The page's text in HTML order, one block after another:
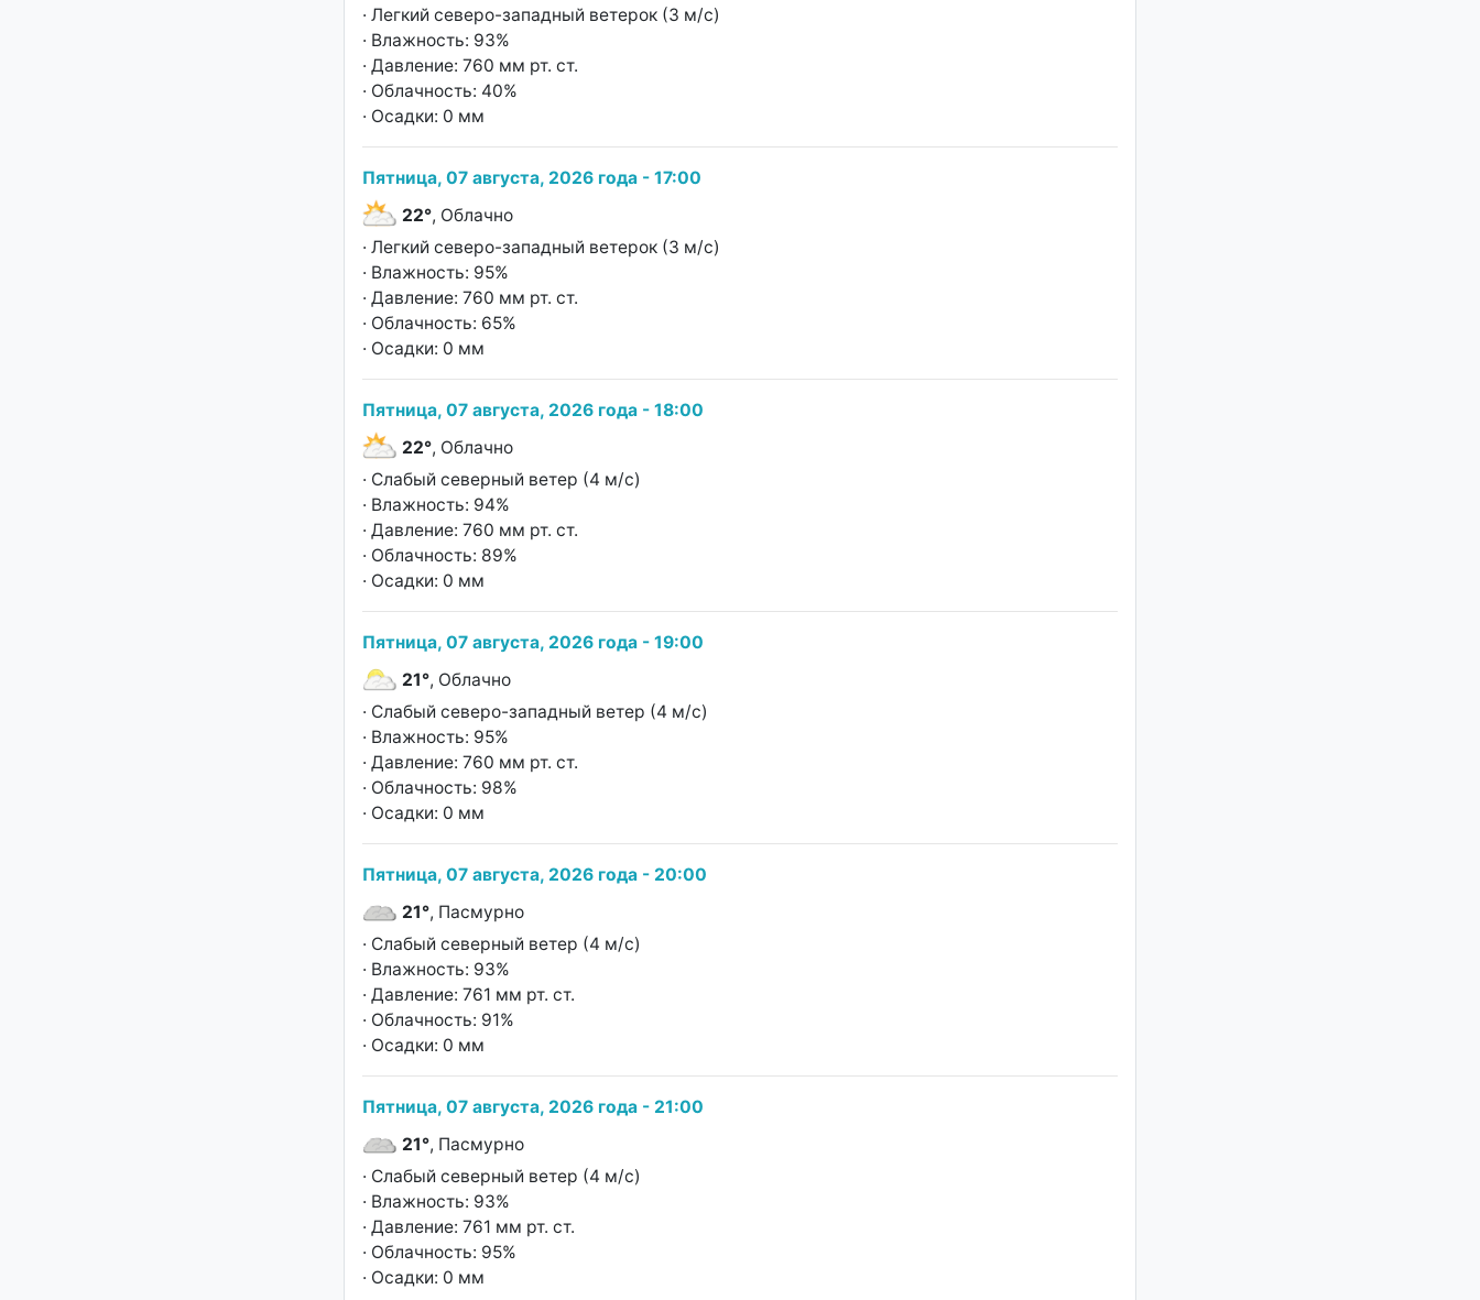
· Легкий северо-западный ветерок (3 м/с)
· Влажность: 93%
· Давление: 760 мм рт. ст.
· Облачность: 40%
· Осадки: 0 мм
Пятница, 07 августа, 2026 года - 17:00
22°, Облачно
· Легкий северо-западный ветерок (3 м/с)
· Влажность: 95%
· Давление: 760 мм рт. ст.
· Облачность: 65%
· Осадки: 0 мм
Пятница, 07 августа, 2026 года - 18:00
22°, Облачно
· Слабый северный ветер (4 м/с)
· Влажность: 94%
· Давление: 760 мм рт. ст.
· Облачность: 89%
· Осадки: 0 мм
Пятница, 07 августа, 2026 года - 19:00
21°, Облачно
· Слабый северо-западный ветер (4 м/с)
· Влажность: 95%
· Давление: 760 мм рт. ст.
· Облачность: 98%
· Осадки: 0 мм
Пятница, 07 августа, 2026 года - 20:00
21°, Пасмурно
· Слабый северный ветер (4 м/с)
· Влажность: 93%
· Давление: 761 мм рт. ст.
· Облачность: 91%
· Осадки: 0 мм
Пятница, 07 августа, 2026 года - 21:00
21°, Пасмурно
· Слабый северный ветер (4 м/с)
· Влажность: 93%
· Давление: 761 мм рт. ст.
· Облачность: 95%
· Осадки: 0 мм